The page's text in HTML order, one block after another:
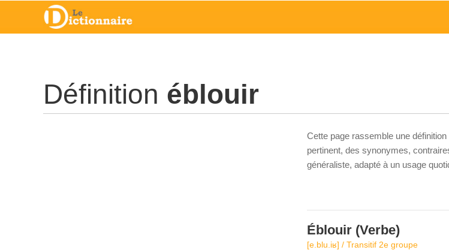
Définition éblouir
Cette page rassemble une
pertinent, des synonymes,
généraliste, adapté à un usage
Éblouir (Verbe)
[e.blu.iʁ] / Transitif 2e groupe